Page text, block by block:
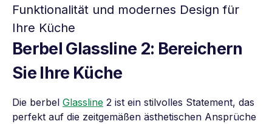
Funktionalität und modernes Design für
Ihre Küche
Berbel Glassline 2: Bereichern
Sie Ihre Küche
Die berbel Glassline 2 ist ein stilvolles Statement, das
perfekt auf die zeitgemäßen ästhetischen Ansprüche